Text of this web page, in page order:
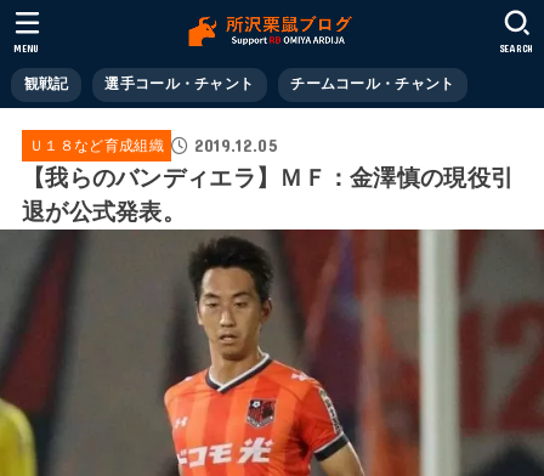
観戦記 選手コール・チャント チームコール・チャント
SEARCH
MENU
Ｕ１８など育成組織 2019.12.05
【我らのバンディエラ】ＭＦ：金澤慎の現役引
退が公式発表。